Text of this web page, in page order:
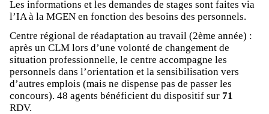
Les informations et les demandes de stages sont faites via
l’IA à la MGEN en fonction des besoins des personnels.
Centre régional de réadaptation au travail (2ème année) :
après un CLM lors d’une volonté de changement de
situation professionnelle, le centre accompagne les
personnels dans l’orientation et la sensibilisation vers
d’autres emplois (mais ne dispense pas de passer les
concours). 48 agents bénéficient du dispositif sur 71
RDV.